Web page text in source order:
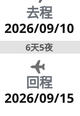
去程
2026/09/10
6天5夜
回程
2026/09/15